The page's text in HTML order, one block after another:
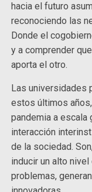
hacia el futuro
reconociendo las
Donde el
y a comprender
aporta el otro.
Las universidades
estos últimos
pandemia a
interacción
de la sociedad.
inducir un alto
problemas,